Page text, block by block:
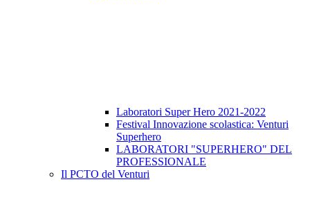
Laboratori Super Hero 2021-2022
Festival Innovazione scolastica: Venturi
Superhero
LABORATORI "SUPERHERO" DEL
PROFESSIONALE
Il PCTO del Venturi